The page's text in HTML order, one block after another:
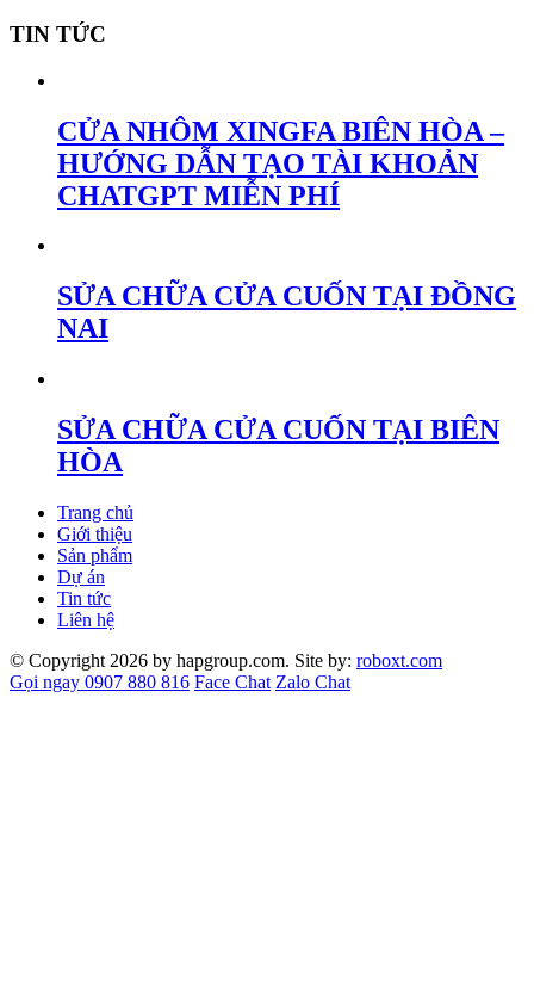
TIN TỨC
CỬA NHÔM XINGFA BIÊN HÒA –
HƯỚNG DẪN TẠO TÀI KHOẢN
CHATGPT MIỄN PHÍ
SỬA CHỮA CỬA CUỐN TẠI ĐỒNG
NAI
SỬA CHỮA CỬA CUỐN TẠI BIÊN
HÒA
Trang chủ
Giới thiệu
Sản phẩm
Dự án
Tin tức
Liên hệ
© Copyright 2026 by hapgroup.com. Site by: roboxt.com
Gọi ngay 0907 880 816 Face Chat Zalo Chat